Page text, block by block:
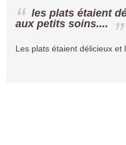
les plats étaient
aux petits soins....
Les plats étaient délicieux et